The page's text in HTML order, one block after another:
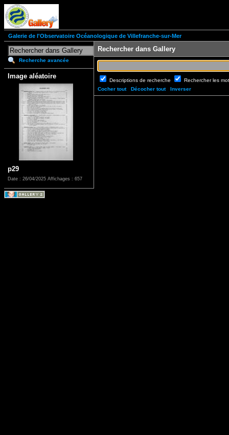
Galerie de l'Observatoire Océanologique de Villefranche-sur-Mer
Recherche avancée
Image aléatoire
p29
Date : 26/04/2025 Affichages : 657
Rechercher dans Gallery
Descriptions de recherche
Rechercher les
Cocher tout
Décocher tout Inverser